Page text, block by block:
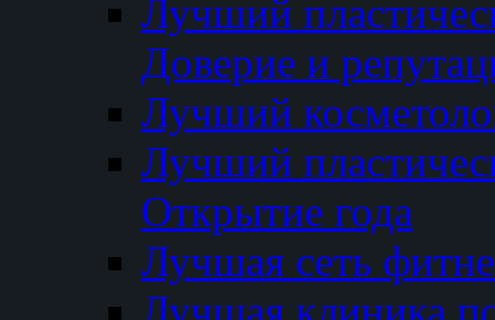
Лучший
Доверие и
Лучший
Лучший
Открытие года
Лучшая сеть
Лучшая клиника